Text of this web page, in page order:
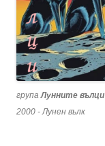
групаЛунните вълци
2000 - Лунен вълк